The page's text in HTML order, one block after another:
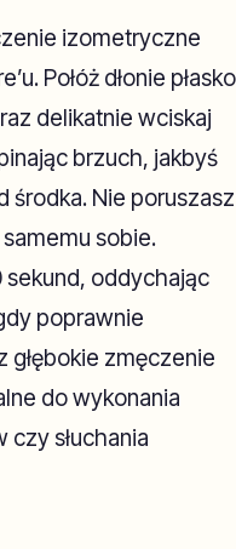
izometryczne
Połóż dłonie płasko
delikatnie wciskaj
brzuch, jakbyś
środka. Nie poruszasz
sobie.
oddychając
poprawnie
zmęczenie
do wykonania
słuchania